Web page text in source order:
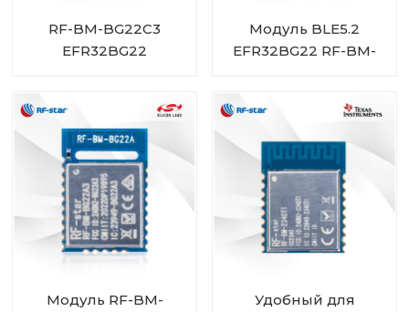
RF-BM-BG22C3
EFR32BG22
Модуль BLE5.2
EFR32BG22 RF-BM-
Модуль RF-BM-
Удобный для